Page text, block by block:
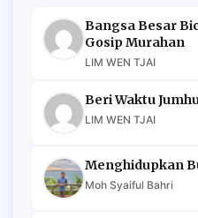
Bangsa Besar
Gosip Murahan
LIM WEN TJAI
Beri Waktu
LIM WEN TJAI
Menghidupkan
Moh Syaiful Bahri